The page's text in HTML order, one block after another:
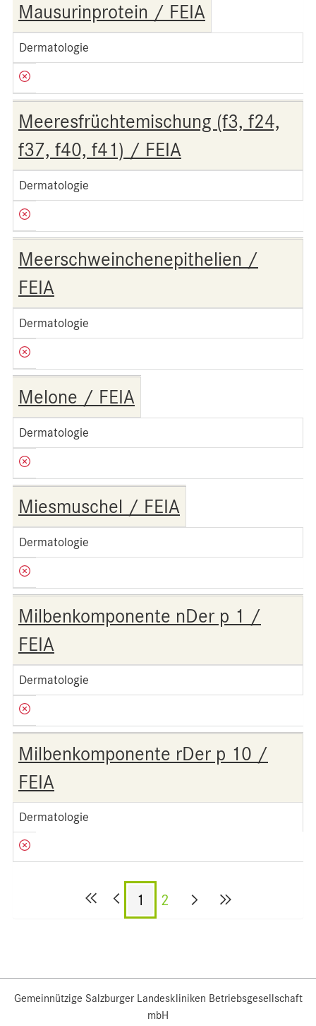
Mausurinprotein / FEIA
Dermatologie
Meeresfrüchtemischung (f3, f24,
f37, f40, f41) / FEIA
Dermatologie
Meerschweinchenepithelien /
FEIA
Dermatologie
Melone / FEIA
Dermatologie
Miesmuschel / FEIA
Dermatologie
Milbenkomponente nDer p 1 /
FEIA
Dermatologie
Milbenkomponente rDer p 10 /
FEIA
Dermatologie
1 2
Gemeinnützige Salzburger Landeskliniken Betriebsgesellschaft
mbH